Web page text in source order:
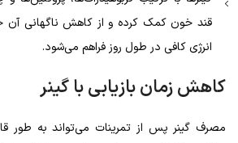
قند خون کمک کرده و از کاهش ناگهانی آن
انرژی کافی در طول روز فراهم می‌شود.
کاهش زمان بازیابی با گینر
مصرف گینر پس از تمرینات می‌تواند به طور